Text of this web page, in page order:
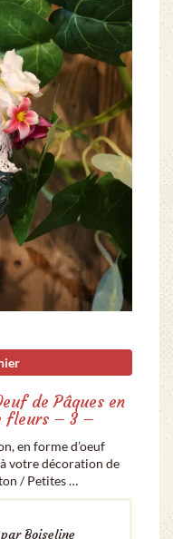
de Pâques en
fleurs – 3 –
en forme d’oeuf
votre décoration de
/ Petites …
Boiseline